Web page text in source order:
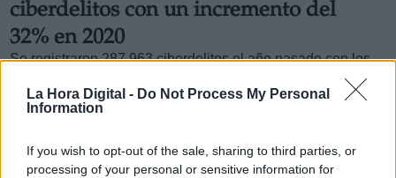
La Hora Digital - Do Not Process My Personal
Information
If you wish to opt-out of the sale, sharing to third parties, or
processing of your personal or sensitive information for
ciberdelitos con un incremento del
32% en 2020
Se registraron 287.963 ciberdelitos el año pasado con los
90%
PorCelia Martín